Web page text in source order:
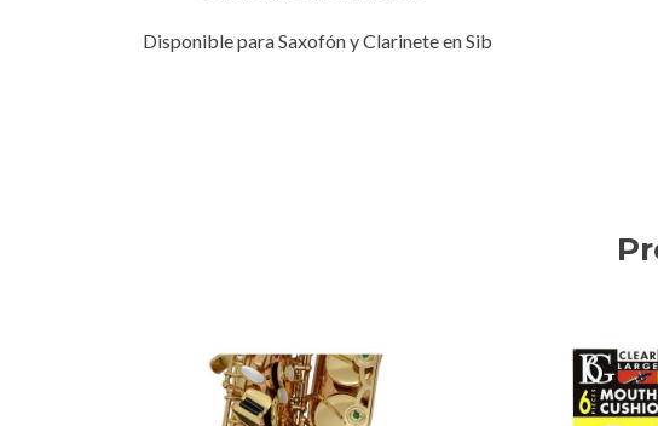
Disponible para Saxofón y Clarinete en Sib